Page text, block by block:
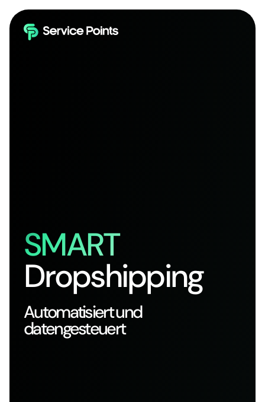
SMART
Dropshipping
Automatisiert und
datengesteuert